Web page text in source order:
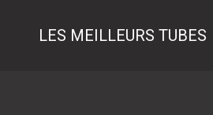
LES MEILLEURS TUBES